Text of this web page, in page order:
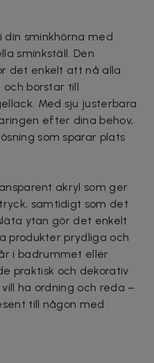
din sminkhörna med
sminkställ. Den
det enkelt att nå alla
borstar till
Med sju justerbara
efter dina behov,
som sparar plats
akryl som ger
samtidigt som det
ytan gör det enkelt
produkter prydliga och
i badrummet eller
praktisk och dekorativ
ha ordning och reda –
till någon med